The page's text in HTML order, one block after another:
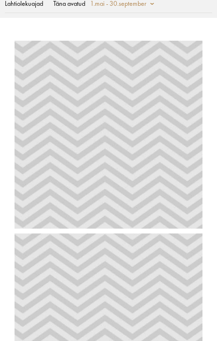
Lahtiolekuajad Täna avatud 1.mai - 30.september